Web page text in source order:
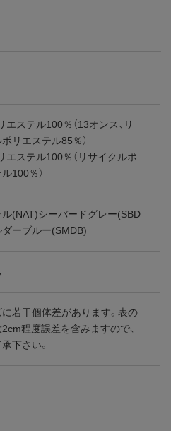
エステル100％（13オンス、リ
リエステル85％）
エステル100％（リサイクルポ
100％）
(NAT)シーバードグレー(SBD
ーブルー(SMDB)
若干個体差があります。表の
程度誤差を含みますので、
下さい。